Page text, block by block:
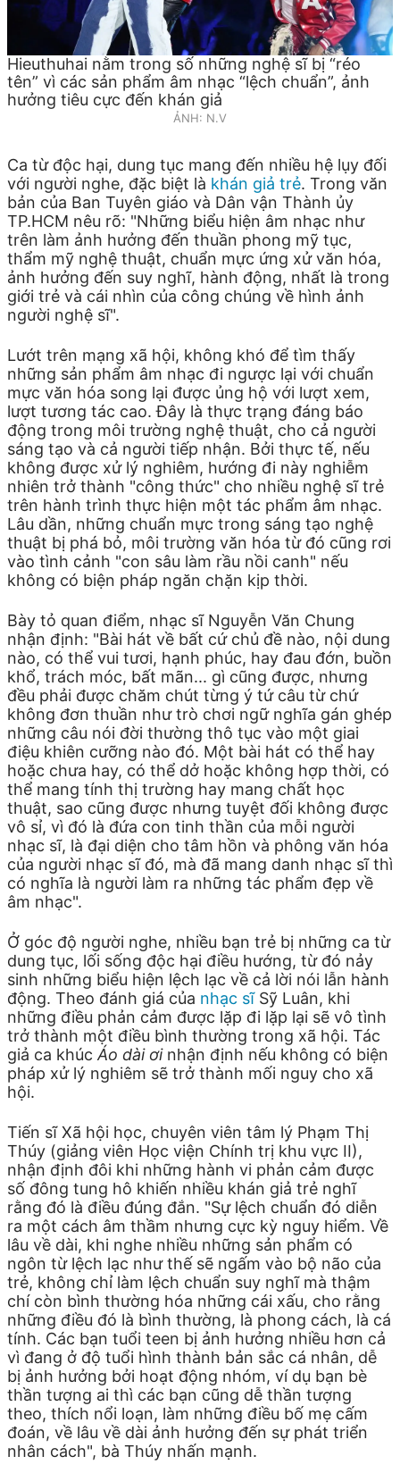
Hieuthuhai nằm trong số những nghệ sĩ bị “réo
tên” vì các sản phẩm âm nhạc “lệch chuẩn”, ảnh
hưởng tiêu cực đến khán giả
ẢNH: N.V
Ca từ độc hại, dung tục mang đến nhiều hệ lụy đối
với người nghe, đặc biệt là khán giả trẻ. Trong văn
bản của Ban Tuyên giáo và Dân vận Thành ủy
TP.HCM nêu rõ: "Những biểu hiện âm nhạc như
trên làm ảnh hưởng đến thuần phong mỹ tục,
thẩm mỹ nghệ thuật, chuẩn mực ứng xử văn hóa,
ảnh hưởng đến suy nghĩ, hành động, nhất là trong
giới trẻ và cái nhìn của công chúng về hình ảnh
người nghệ sĩ".
Lướt trên mạng xã hội, không khó để tìm thấy
những sản phẩm âm nhạc đi ngược lại với chuẩn
mực văn hóa song lại được ủng hộ với lượt xem,
lượt tương tác cao. Đây là thực trạng đáng báo
động trong môi trường nghệ thuật, cho cả người
sáng tạo và cả người tiếp nhận. Bởi thực tế, nếu
không được xử lý nghiêm, hướng đi này nghiễm
nhiên trở thành "công thức" cho nhiều nghệ sĩ trẻ
trên hành trình thực hiện một tác phẩm âm nhạc.
Lâu dần, những chuẩn mực trong sáng tạo nghệ
thuật bị phá bỏ, môi trường văn hóa từ đó cũng rơi
vào tình cảnh "con sâu làm rầu nồi canh" nếu
không có biện pháp ngăn chặn kịp thời.
Bày tỏ quan điểm, nhạc sĩ Nguyễn Văn Chung
nhận định: "Bài hát về bất cứ chủ đề nào, nội dung
nào, có thể vui tươi, hạnh phúc, hay đau đớn, buồn
khổ, trách móc, bất mãn... gì cũng được, nhưng
đều phải được chăm chút từng ý tứ câu từ chứ
không đơn thuần như trò chơi ngữ nghĩa gán ghép
những câu nói đời thường thô tục vào một giai
điệu khiên cưỡng nào đó. Một bài hát có thể hay
hoặc chưa hay, có thể dở hoặc không hợp thời, có
thể mang tính thị trường hay mang chất học
thuật, sao cũng được nhưng tuyệt đối không được
vô sỉ, vì đó là đứa con tinh thần của mỗi người
nhạc sĩ, là đại diện cho tâm hồn và phông văn hóa
của người nhạc sĩ đó, mà đã mang danh nhạc sĩ thì
có nghĩa là người làm ra những tác phẩm đẹp về
âm nhạc".
Ở góc độ người nghe, nhiều bạn trẻ bị những ca từ
dung tục, lối sống độc hại điều hướng, từ đó nảy
sinh những biểu hiện lệch lạc về cả lời nói lẫn hành
động. Theo đánh giá của nhạc sĩ Sỹ Luân, khi
những điều phản cảm được lặp đi lặp lại sẽ vô tình
trở thành một điều bình thường trong xã hội. Tác
giả ca khúc Áo dài ơi nhận định nếu không có biện
pháp xử lý nghiêm sẽ trở thành mối nguy cho xã
hội.
Tiến sĩ Xã hội học, chuyên viên tâm lý Phạm Thị
Thúy (giảng viên Học viện Chính trị khu vực II),
nhận định đôi khi những hành vi phản cảm được
số đông tung hô khiến nhiều khán giả trẻ nghĩ
rằng đó là điều đúng đắn. "Sự lệch chuẩn đó diễn
ra một cách âm thầm nhưng cực kỳ nguy hiểm. Về
lâu về dài, khi nghe nhiều những sản phẩm có
ngôn từ lệch lạc như thế sẽ ngấm vào bộ não của
trẻ, không chỉ làm lệch chuẩn suy nghĩ mà thậm
chí còn bình thường hóa những cái xấu, cho rằng
những điều đó là bình thường, là phong cách, là cá
tính. Các bạn tuổi teen bị ảnh hưởng nhiều hơn cả
vì đang ở độ tuổi hình thành bản sắc cá nhân, dễ
bị ảnh hưởng bởi hoạt động nhóm, ví dụ bạn bè
thần tượng ai thì các bạn cũng dễ thần tượng
theo, thích nổi loạn, làm những điều bố mẹ cấm
đoán, về lâu về dài ảnh hưởng đến sự phát triển
nhân cách", bà Thúy nhấn mạnh.